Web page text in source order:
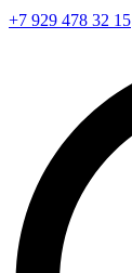
+7 929 478 32 15